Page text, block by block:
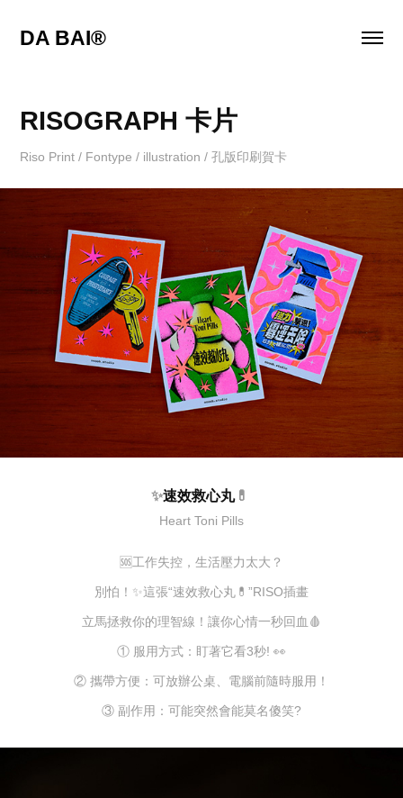
DA BAI®
RISOGRAPH 卡片
Riso Print / Fontype / illustration / 孔版印刷賀卡
✨速效救心丸💊
Heart Toni Pills
🆘工作失控，生活壓力太大？
別怕！✨這張“速效救心丸💊”RISO插畫
立馬拯救你的理智線！讓你心情一秒回血🩸
① 服用方式：盯著它看3秒! 👀
② 攜帶方便：可放辦公桌、電腦前隨時服用！
③ 副作用：可能突然會能莫名傻笑?